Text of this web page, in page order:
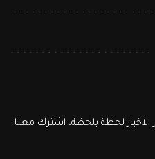
لحظة بلحظة، اشترك معنا